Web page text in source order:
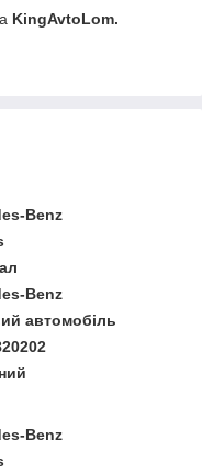
KingAvtoLom.
Benz
Benz
автомобіль
Benz